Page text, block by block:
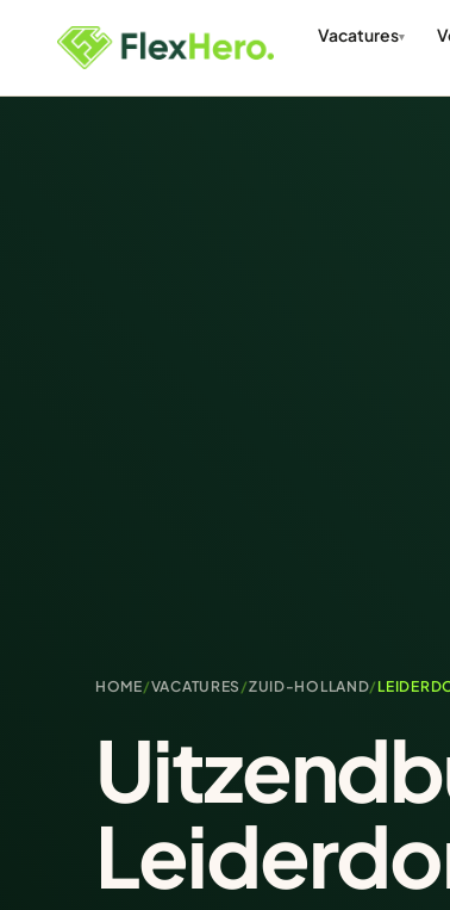
Vacatures
HOME/VACATURES /ZUID-HOLLAND/